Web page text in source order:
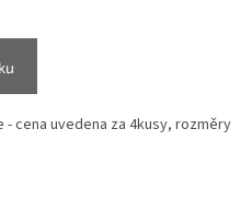
cena uvedena za 4kusy, rozměry